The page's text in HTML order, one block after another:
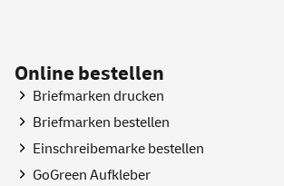
Online bestellen
Briefmarken drucken
Briefmarken bestellen
Einschreibemarke bestellen
GoGreen Aufkleber